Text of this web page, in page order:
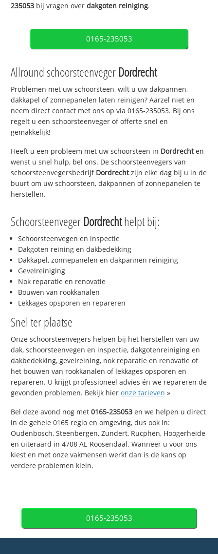
235053 bij vragen overdakgoten reiniging.
0165-235053
Allround schoorsteenveger Dordrecht
Problemen met uw schoorsteen, wilt u uw dakpannen,
dakkapel of zonnepanelen laten reinigen? Aarzel niet en
neem direct contact met ons op via 0165-235053. Bij ons
regelt u een schoorsteenveger of offerte snel en
gemakkelijk!
Heeft u een probleem met uw schoorsteen in Dordrechten
wenst u snel hulp, bel ons. De schoorsteenvegers van
schoorsteenvegersbedrijf Dordrechtzijn elke dag bij u in de
buurt om uw schoorsteen, dakpannen of zonnepanelen te
herstellen.
Schoorsteenveger Dordrechthelpt bij:
Schoorsteenvegen en inspectie
Dakgoten reining en dakbedekking
Dakkapel, zonnepanelen en dakpannen reiniging
Gevelreiniging
Nok reparatie en renovatie
Bouwen van rookkanalen
Lekkages opsporen en repareren
Snel ter plaatse
Onze schoorsteenvegers helpen bij het herstellen van uw
dak, schoorsteenvegen en inspectie, dakgotenreiniging en
dakbedekking, gevelreining, nok reparatie en renovatie of
het bouwen van rookkanalen of lekkages opsporen en
repareren. U krijgt professioneel advies én we repareren de
gevonden problemen. Bekijk hieronze tarieven »
Bel deze avond nog met0165-235053 en we helpen u direct
in de gehele 0165 regio en omgeving, dus ook in:
Oudenbosch, Steenbergen, Zundert, Rucphen, Hoogerheide
en uiteraard in 4708 AE Roosendaal. Wanneer u voor ons
kiest en met onze vakmensen werkt dan is de kans op
verdere problemen klein.
0165-235053